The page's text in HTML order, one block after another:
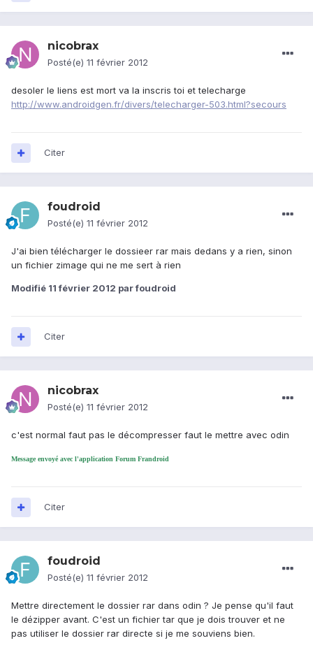
nicobrax
Posté(e) 11 février 2012
desoler le liens est mort va la inscris toi et telecharge
http://www.androidgen.fr/divers/telecharger-503.html?secours
Citer
foudroid
Posté(e) 11 février 2012
J'ai bien télécharger le dossieer rar mais dedans y a rien, sinon
un fichier zimage qui ne me sert à rien
Modifié 11 février 2012 par foudroid
Citer
nicobrax
Posté(e) 11 février 2012
c'est normal faut pas le décompresser faut le mettre avec odin
Message envoyé avec l'application Forum Frandroid
Citer
foudroid
Posté(e) 11 février 2012
Mettre directement le dossier rar dans odin ? Je pense qu'il faut
le dézipper avant. C'est un fichier tar que je dois trouver et ne
pas utiliser le dossier rar directe si je me souviens bien.